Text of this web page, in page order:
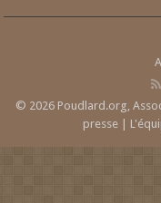
© 2026 Poudlard.org,
presse